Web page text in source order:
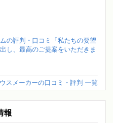
の評判・口コミ「私たちの要望
し、最高のご提案をいただきま
スメーカーの口コミ・評判 一覧
報